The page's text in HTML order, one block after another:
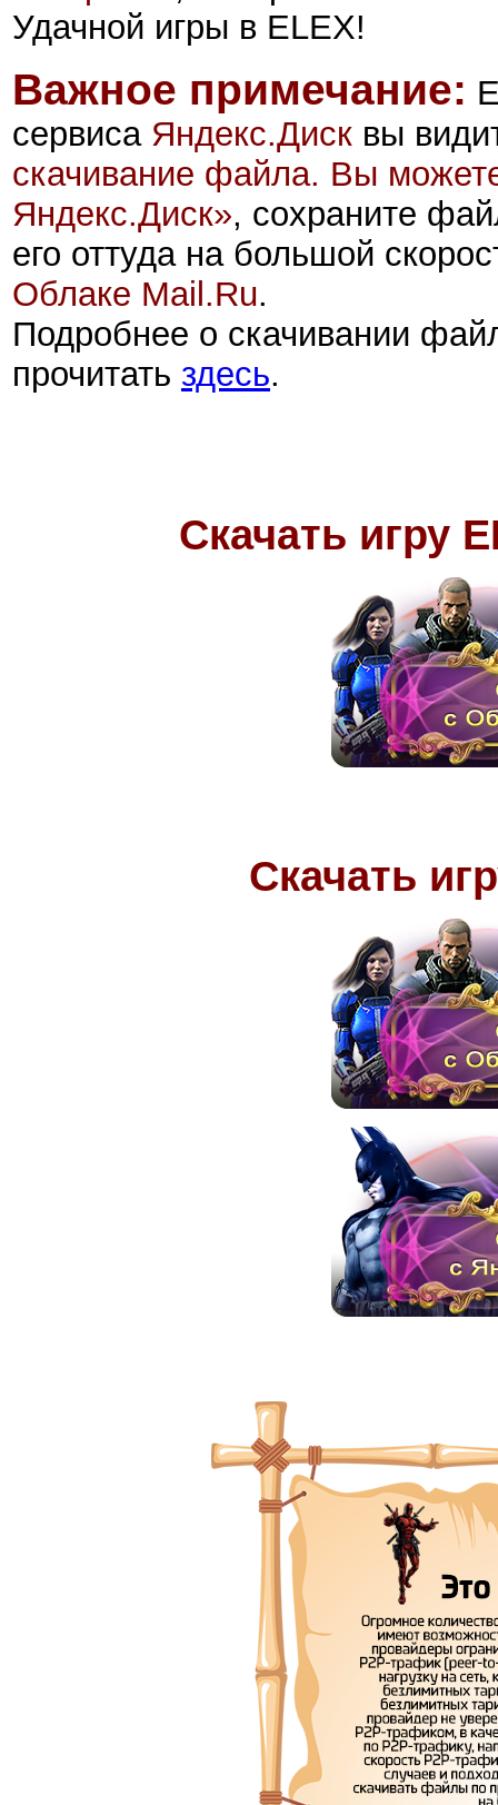
Удачной игры в ELEX!
Важное примечание:
сервиса Яндекс.Диск вы
скачивание файла. Вы
Яндекс.Диск», сохраните
его оттуда на большой
Облаке Mail.Ru.
Подробнее о скачивании
прочитать здесь.
Скачать игру
Скачать